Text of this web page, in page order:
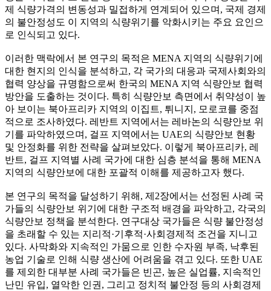
제 식량가격의 변동성과 밀접하게 연계되어 있으며, 국제 경제
의 불안정성도 이 지역의 식량위기를 악화시키는 주요 요인으
로 인식되고 있다.
이러한 맥락에서 본 연구의 목적은 MENA 지역의 식량위기에
대한 현지의 인식을 분석하고, 각 국가의 대응과 국제사회와의
협력 양상을 규명함으로써 한국의 MENA 지역 식량안보 협력
방안을 도출하는 것이다. 특히 식량안보 측면에서 취약성이 높
아 보이는 북아프리카 지역의 이집트, 튀니지, 모로코를 중점
적으로 조사하였다. 레반트 지역에서는 레바논의 식량안보 위
기를 파악하였으며, 걸프 지역에서는 UAE의 식량안보 현황
및 안정화를 위한 전략을 살펴보았다. 이렇게 북아프리카, 레
반트, 걸프 지역별 사례 국가에 대한 심층 분석을 통해 MENA
지역의 식량안보에 대한 포괄적 이해를 제공하고자 했다.
본 연구의 목적을 달성하기 위해, 제2장에서는 선정된 사례 국
가들의 식량안보 위기에 대한 구조적 배경을 파악하고, 각국의
식량안보 정책을 분석한다. 연구대상 국가들은 식량 불안정성
을 초래할 수 있는 지리적·기후적·사회경제적 조건을 지니고
있다. 사막화와 지속적인 가뭄으로 인한 수자원 부족, 낙후된
농업 기술로 인해 식량 생산에 어려움을 겪고 있다. 또한 UAE
를 제외한 대부분 사례 국가들은 빈곤, 높은 실업률, 지속적인
난민 유입, 열악한 인권, 그리고 정치적 불안정 등의 사회경제